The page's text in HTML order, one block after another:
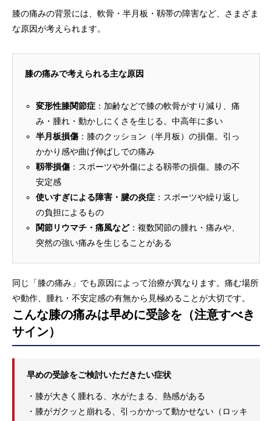
膝の痛みの背景には、軟骨・半月板・靱帯の障害など、さまざま
な原因が考えられます。
膝の痛みで考えられる主な原因
変形性膝関節症 ：加齢などで膝の軟骨がすり減り、痛
み・腫れ・動かしにくさを生じる。中高年に多い
半月板損傷 ：膝のクッション（半月板）の損傷。引っ
かかり感や曲げ伸ばしでの痛み
靱帯損傷 ：スポーツや外傷による靱帯の損傷。膝の不
安定感
使いすぎによる障害・腱の炎症 ：スポーツや繰り返し
の負担によるもの
関節リウマチ・痛風など：複数関節の腫れ・痛みや、
突然の強い痛みを生じることがある
同じ「膝の痛み」でも原因によって治療が異なります。痛む場所
や動作、腫れ・不安定感の有無から見極めることが大切です。
こんな膝の痛みは早めに受診を（注意すべき
サイン）
早めの受診をご検討いただきたい症状
・膝が大きく腫れる、水がたまる、熱感がある
・膝がガクッと崩れる、引っかかって動かせない（ロッキ